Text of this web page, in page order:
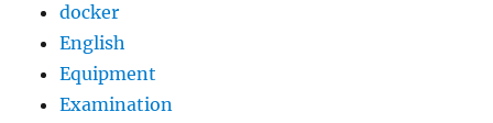
docker
English
Equipment
Examination